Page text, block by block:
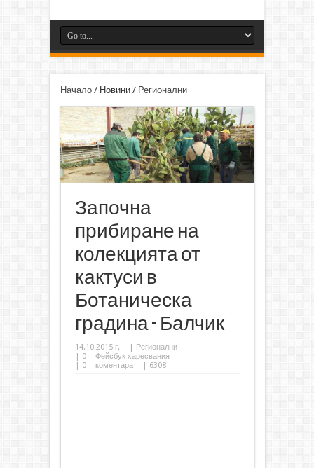
Начало/ Новини/ Регионални
Започна
прибиране на
колекцията от
кактуси в
Ботаническа
градина - Балчик
14.10.2015 г.
Регионални
0
Фейсбук харесвания
0 коментара | 6308